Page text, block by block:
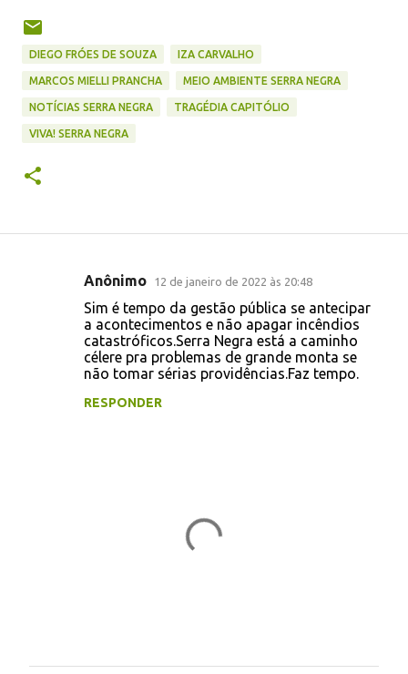
DIEGO FRÓES DE SOUZA IZA CARVALHO
MARCOS MIELLI PRANCHA MEIO AMBIENTE SERRA NEGRA
NOTÍCIAS SERRA NEGRA TRAGÉDIA CAPITÓLIO
VIVA! SERRA NEGRA
Anônimo 12 de janeiro de 2022 às 20:48
Sim é tempo da gestão pública se antecipar
a acontecimentos e não apagar incêndios
catastróficos.Serra Negra está a caminho
célere pra problemas de grande monta se
não tomar sérias providências.Faz tempo.
RESPONDER